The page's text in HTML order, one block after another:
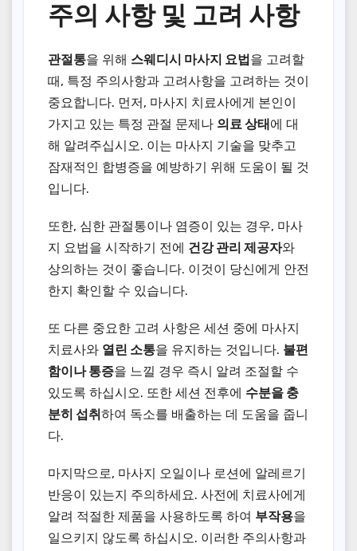
주의 사항 및 고려 사항
관절통을 위해 스웨디시 마사지 요법을 고려할
때, 특정 주의사항과 고려사항을 고려하는 것이
중요합니다. 먼저, 마사지 치료사에게 본인이
가지고 있는 특정 관절 문제나 의료 상태에 대
해 알려주십시오. 이는 마사지 기술을 맞추고
잠재적인 합병증을 예방하기 위해 도움이 될 것
입니다.
또한, 심한 관절통이나 염증이 있는 경우, 마사
지 요법을 시작하기 전에 건강 관리 제공자와
상의하는 것이 좋습니다. 이것이 당신에게 안전
한지 확인할 수 있습니다.
또 다른 중요한 고려 사항은 세션 중에 마사지
치료사와 열린 소통을 유지하는 것입니다. 불편
함이나 통증을 느낄 경우 즉시 알려 조절할 수
있도록 하십시오. 또한 세션 전후에 수분을 충
분히 섭취하여 독소를 배출하는 데 도움을 줍니
다.
마지막으로, 마사지 오일이나 로션에 알레르기
반응이 있는지 주의하세요. 사전에 치료사에게
알려 적절한 제품을 사용하도록 하여 부작용을
일으키지 않도록 하십시오. 이러한 주의사항과